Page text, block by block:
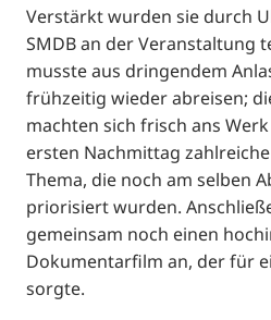
Verstärkt wurden sie durch
SMDB an der Veranstaltung
musste aus dringendem
frühzeitig wieder abreisen;
machten sich frisch ans
ersten Nachmittag
Thema, die noch am selben
priorisiert wurden.
gemeinsam noch einen
Dokumentarfilm an, der für
sorgte.